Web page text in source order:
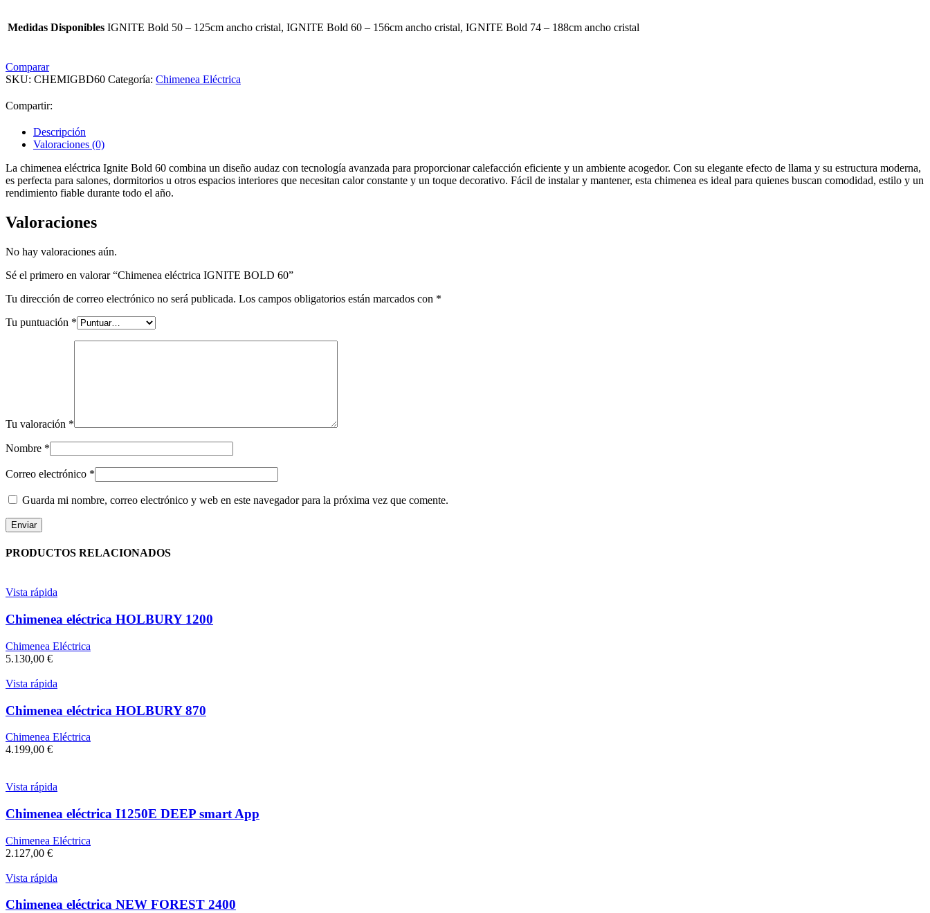
Medidas Disponibles IGNITE Bold 50 – 125cm ancho cristal, IGNITE Bold 60 – 156cm ancho cristal, IGNITE Bold 74 – 188cm ancho cristal
Comparar
SKU: CHEMIGBD60 Categoría: Chimenea Eléctrica
Compartir:
Descripción
Valoraciones (0)
La chimenea eléctrica Ignite Bold 60 combina un diseño audaz con tecnología avanzada para proporcionar calefacción eficiente y un ambiente acogedor. Con su elegante efecto de llama y su estructura moderna,
es perfecta para salones, dormitorios u otros espacios interiores que necesitan calor constante y un toque decorativo. Fácil de instalar y mantener, esta chimenea es ideal para quienes buscan comodidad, estilo y un
rendimiento fiable durante todo el año.
Valoraciones
No hay valoraciones aún.
Sé el primero en valorar “Chimenea eléctrica IGNITE BOLD 60”
Tu dirección de correo electrónico no será publicada. Los campos obligatorios están marcados con *
Tu puntuación *
Tu valoración *
Nombre *
Correo electrónico *
Guarda mi nombre, correo electrónico y web en este navegador para la próxima vez que comente.
PRODUCTOS RELACIONADOS
Vista rápida
Chimenea eléctrica HOLBURY 1200
Chimenea Eléctrica
5.130,00 €
Vista rápida
Chimenea eléctrica HOLBURY 870
Chimenea Eléctrica
4.199,00 €
Vista rápida
Chimenea eléctrica I1250E DEEP smart App
Chimenea Eléctrica
2.127,00 €
Vista rápida
Chimenea eléctrica NEW FOREST 2400